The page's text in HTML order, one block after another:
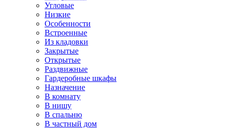
Угловые
Низкие
Особенности
Встроенные
Из кладовки
Закрытые
Открытые
Раздвижные
Гардеробные шкафы
Назначение
В комнату
В нишу
В спальню
В частный дом